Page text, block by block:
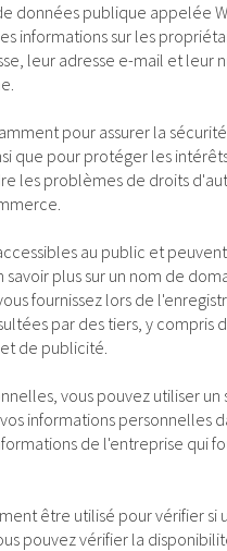
données publique appelée
informations sur les
leur adresse e-mail et leur
pour assurer la
que pour protéger les
les problèmes de droits
au public et
plus sur un nom de
fournissez lors de
par des tiers, y compris
de publicité.
vous pouvez utiliser un
informations personnelles
de l'entreprise qui
être utilisé pour vérifier si
pouvez vérifier la